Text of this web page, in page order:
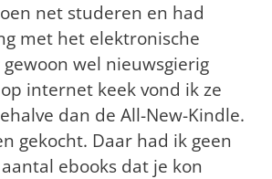
net studeren en had
met het elektronische
gewoon wel nieuwsgierig
internet keek vond ik ze
dan de All-New-Kindle.
gekocht. Daar had ik geen
ebooks dat je kon